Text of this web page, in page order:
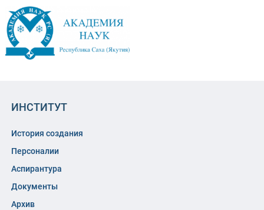
ИНСТИТУТ
История создания
Персоналии
Аспирантура
Документы
Архив